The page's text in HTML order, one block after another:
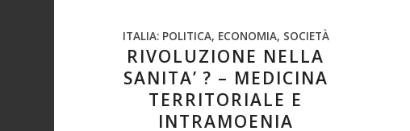
ITALIA: POLITICA, ECONOMIA, SOCIETÀ
RIVOLUZIONE NELLA
SANITA’ ? – MEDICINA
TERRITORIALE E
INTRAMOENIA